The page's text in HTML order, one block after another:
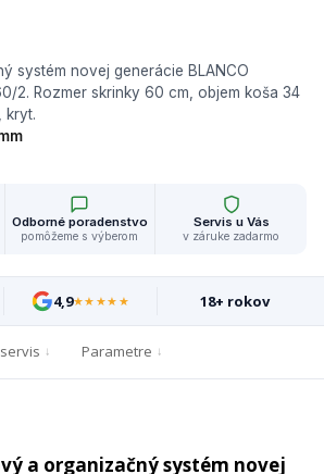
systém novej generácie BLANCO
2. Rozmer skrinky 60 cm, objem koša 34
Odborné poradenstvo
pomôžeme s výberom
Servis u Vás
v záruke zadarmo
4,9★★★★★ 18+ rokov
Parametre
a organizačný systém novej